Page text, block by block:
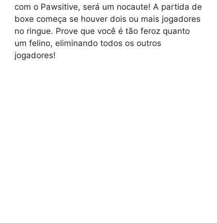
com o Pawsitive, será um nocaute! A partida de
boxe começa se houver dois ou mais jogadores
no ringue. Prove que você é tão feroz quanto
um felino, eliminando todos os outros
jogadores!